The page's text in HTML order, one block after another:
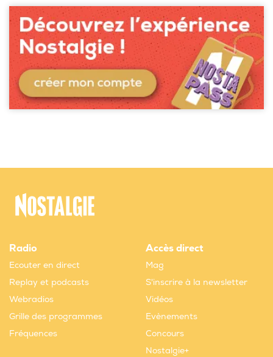
Radio
Ecouter en direct
Replay et podcasts
Webradios
Grille des programmes
Fréquences
Accès direct
Mag
S'inscrire à la newsletter
Vidéos
Evènements
Concours
Nostalgie+